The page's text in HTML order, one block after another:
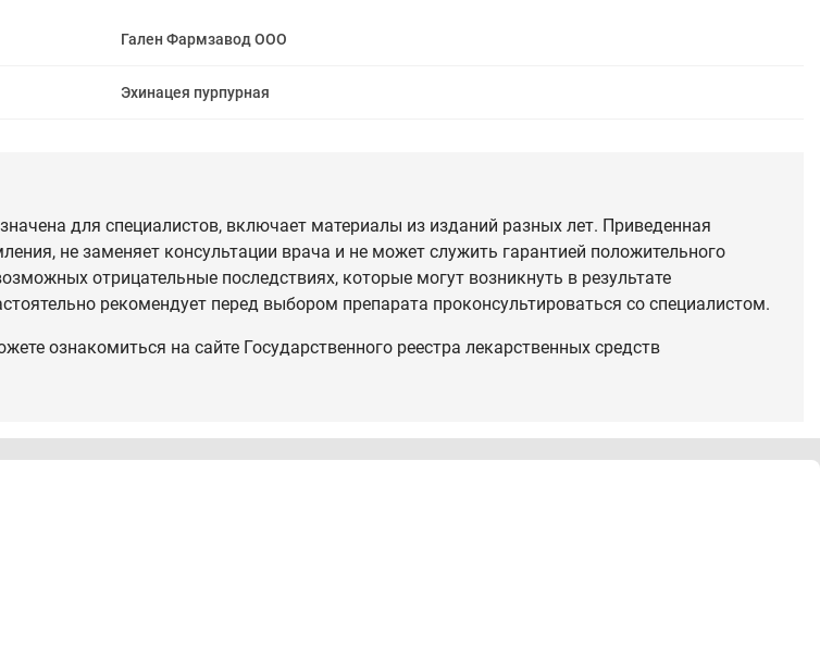
Гален Фармзавод ООО
Эхинацея пурпурная
для специалистов, включает материалы из изданий разных лет. Приведенная
не заменяет консультации врача и не может служить гарантией положительного
отрицательные последствиях, которые могут возникнуть в результате
рекомендует перед выбором препарата проконсультироваться со специалистом.
ознакомиться на сайте Государственного реестра лекарственных средств